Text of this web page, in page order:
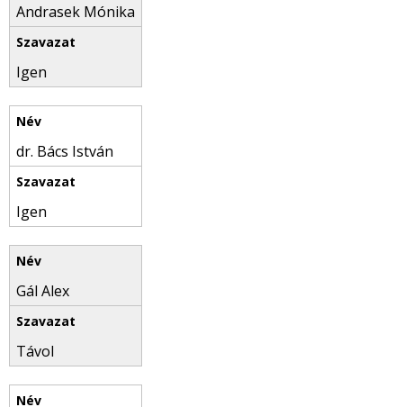
Andrasek Mónika
Igen
dr. Bács István
Igen
Gál Alex
Távol